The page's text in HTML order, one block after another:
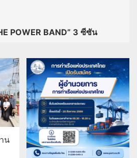
POWER BAND” 3 ซีซัน
น